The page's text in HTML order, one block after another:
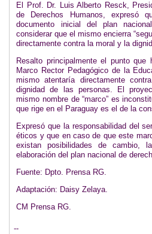
El Prof. Dr. Luis Alberto Resck,
de Derechos Humanos, expresó
documento inicial del plan
considerar que el mismo encierra
directamente contra la moral y la
Resalto principalmente el punto
Marco Rector Pedagógico de la
mismo atentaría directamente
dignidad de las personas. El
mismo nombre de “marco” es
que rige en el Paraguay es el de la
Expresó que la responsabilidad del
éticos y que en caso de que este
existan posibilidades de cambio,
elaboración del plan nacional de
Fuente: Dpto. Prensa RG.
Adaptación: Daisy Zelaya.
CM Prensa RG.
--